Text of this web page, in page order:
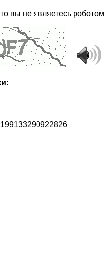
вы не являетесь роботом